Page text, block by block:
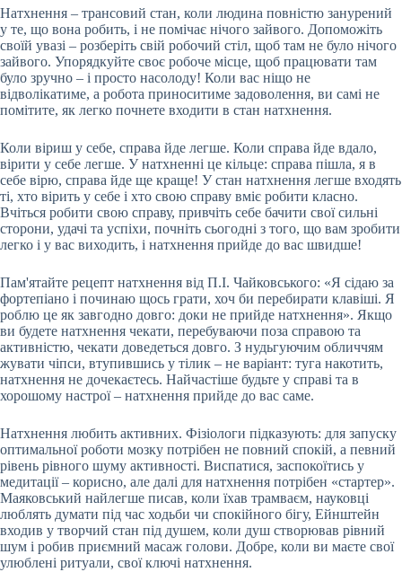
Натхнення – трансовий стан, коли людина повністю занурений
у те, що вона робить, і не помічає нічого зайвого. Допоможіть
своїй увазі – розберіть свій робочий стіл, щоб там не було нічого
зайвого. Упорядкуйте своє робоче місце, щоб працювати там
було зручно – і просто насолоду! Коли вас ніщо не
відволікатиме, а робота приноситиме задоволення, ви самі не
помітите, як легко почнете входити в стан натхнення.
Коли віриш у себе, справа йде легше. Коли справа йде вдало,
вірити у себе легше. У натхненні це кільце: справа пішла, я в
себе вірю, справа йде ще краще! У стан натхнення легше входять
ті, хто вірить у себе і хто свою справу вміє робити класно.
Вчіться робити свою справу, привчіть себе бачити свої сильні
сторони, удачі та успіхи, почніть сьогодні з того, що вам зробити
легко і у вас виходить, і натхнення прийде до вас швидше!
Пам'ятайте рецепт натхнення від П.І. Чайковського: «Я сідаю за
фортепіано і починаю щось грати, хоч би перебирати клавіші. Я
роблю це як завгодно довго: доки не прийде натхнення». Якщо
ви будете натхнення чекати, перебуваючи поза справою та
активністю, чекати доведеться довго. З нудьгуючим обличчям
жувати чіпси, втупившись у тілик – не варіант: туга накотить,
натхнення не дочекаєтесь. Найчастіше будьте у справі та в
хорошому настрої – натхнення прийде до вас саме.
Натхнення любить активних. Фізіологи підказують: для запуску
оптимальної роботи мозку потрібен не повний спокій, а певний
рівень рівного шуму активності. Виспатися, заспокоїтись у
медитації – корисно, але далі для натхнення потрібен «стартер».
Маяковський найлегше писав, коли їхав трамваєм, науковці
люблять думати під час ходьби чи спокійного бігу, Ейнштейн
входив у творчий стан під душем, коли душ створював рівний
шум і робив приємний масаж голови. Добре, коли ви маєте свої
улюблені ритуали, свої ключі натхнення.